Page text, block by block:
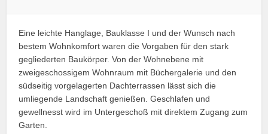
Eine leichte Hanglage, Bauklasse I und der Wunsch nach
bestem Wohnkomfort waren die Vorgaben für den stark
gegliederten Baukörper. Von der Wohnebene mit
zweigeschossigem Wohnraum mit Büchergalerie und den
südseitig vorgelagerten Dachterrassen lässt sich die
umliegende Landschaft genießen. Geschlafen und
gewellnesst wird im Untergeschoß mit direktem Zugang zum
Garten.